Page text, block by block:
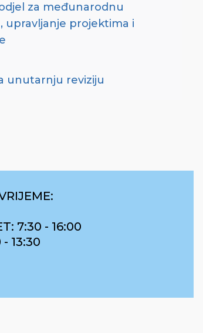
za međunarodnu
upravljanje projektima i
unutarnju reviziju
7:30 - 16:00
- 13:30